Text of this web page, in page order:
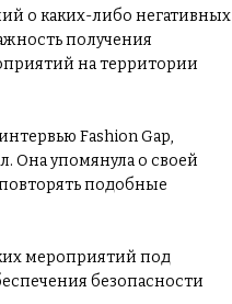
о каких-либо негативных
получения
на территории
Fashion Gap,
Она упомянула о своей
подобные
мероприятий под
безопасности